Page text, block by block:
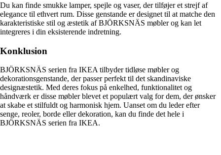
Du kan finde smukke lamper, spejle og vaser, der tilføjer et strejf af
elegance til ethvert rum. Disse genstande er designet til at matche den
karakteristiske stil og æstetik af BJÖRKSNÄS møbler og kan let
integreres i din eksisterende indretning.
Konklusion
BJÖRKSNÄS serien fra IKEA tilbyder tidløse møbler og
dekorationsgenstande, der passer perfekt til det skandinaviske
designæstetik. Med deres fokus på enkelhed, funktionalitet og
håndværk er disse møbler blevet et populært valg for dem, der ønsker
at skabe et stilfuldt og harmonisk hjem. Uanset om du leder efter
senge, reoler, borde eller dekoration, kan du finde det hele i
BJÖRKSNÄS serien fra IKEA.